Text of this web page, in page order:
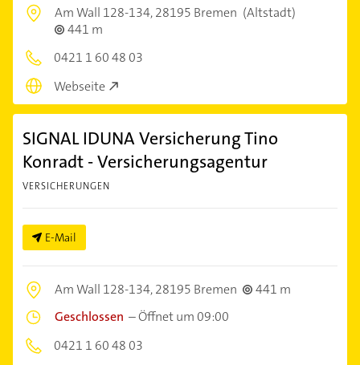
Am Wall 128-134,28195 Bremen (Altstadt)
441 m
0421 1 60 48 03
Webseite
SIGNAL IDUNA Versicherung Tino
Konradt - Versicherungsagentur
VERSICHERUNGEN
E-Mail
Am Wall 128-134,28195 Bremen
441 m
Geschlossen –Öffnet um 09:00
0421 1 60 48 03